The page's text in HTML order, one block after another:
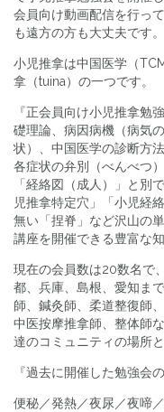
会員向け動画配信を行っ
も遠方の方も大丈夫です。
小児推拿は中国医学（
拿（tuina）の一つです。
『正会員向け小児推拿勉
礎理論、病因病機（病気
状）、中国医学の診断方
各症状の弁別（べんべつ
「経絡図（成人）」と別
児推拿特定穴」「小児経
無い「捏脊」など沢山の
講座を開催できる豊富な
現在の会員数は20数名で
都、兵庫、島根、愛知ま
師、鍼灸師、柔道整復師
中医按摩推拿師、整体師
達のコミュニティの場所
『過去に開催した勉強会の
便秘／発熱／夜尿／夜啼